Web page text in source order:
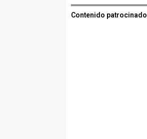
Contenido patrocinado